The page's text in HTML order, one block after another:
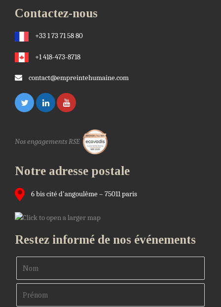
Contactez-nous
+33 1 73 71 58 80
+1 418-473-8718
contact@empreintehumaine.com
Nos engagements RSE
Notre adresse postale
6 bis cité d'angoulême – 75011 paris
Restez informé de nos événements